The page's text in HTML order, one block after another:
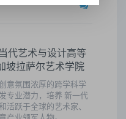
代艺术与设计高等
坡拉萨尔艺术学院
意氛围浓厚的跨学科学
专业潜力，培养 新一代
活跃于全球的艺术家、